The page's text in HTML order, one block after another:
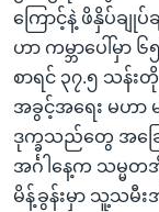
ကြောင့်နဲ့ ဖိနှိပ်ခ
ဟာ ကမ္ဘာပေါ်မှာ
စာရင် ၃၇.၅ သန်
အခွင့်အရေး မဟာ
ဒုက္ခသည်တွေ အခ
အင်္ဂါနေ့က သမ္မတ
မိန့်ခွန်းမှာ သူ့သမီ